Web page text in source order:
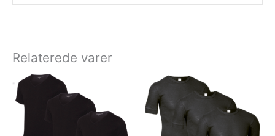
Relaterede varer
har
varianter.
har
varianter.